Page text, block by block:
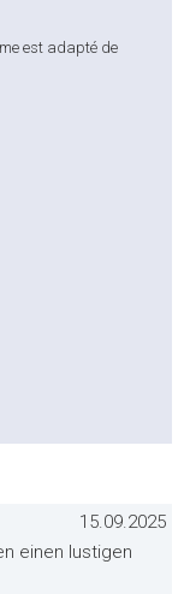
est adapté de
15.09.2025
einen lustigen